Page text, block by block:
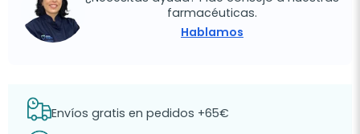
farmacéuticas.
Hablamos
Envíos gratis en pedidos +65€